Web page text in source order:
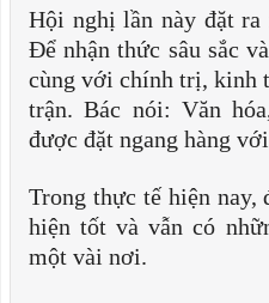
Hội nghị lần này đặt ra
Để nhận thức sâu sắc
cùng với chính trị, kinh
trận. Bác nói: Văn
được đặt ngang hàng
Trong thực tế hiện nay,
hiện tốt và vẫn có
một vài nơi.